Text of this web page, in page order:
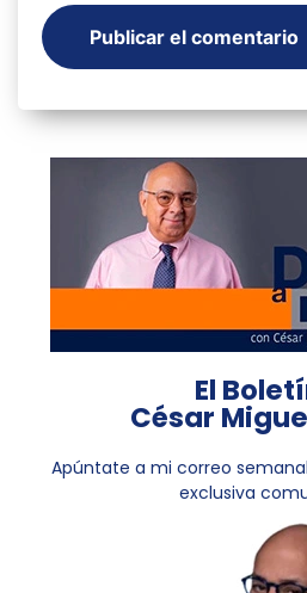
El
César
Apúntate a mi correo
exclusiva